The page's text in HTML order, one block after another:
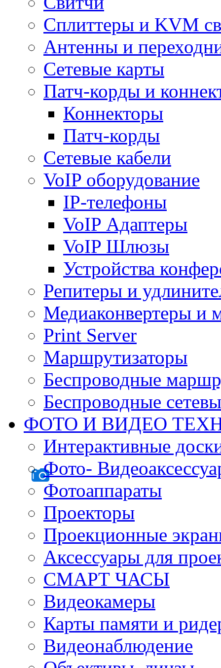
Сплиттеры и KVM
Антенны и
Сетевые карты
Патч-корды и
Коннекторы
Патч-корды
Сетевые кабели
VoIP оборудование
IP-телефоны
VoIP Адаптеры
VoIP Шлюзы
Устройства
Репитеры и
Медиаконвертеры и
Print Server
Маршрутизаторы
Беспроводные
Беспроводные
ФОТО И ВИДЕО
Интерактивные
Фото-
Фотоаппараты
Проекторы
Проекционные
Аксессуары для
СМАРТ ЧАСЫ
Видеокамеры
Карты памяти и
Видеонаблюдение